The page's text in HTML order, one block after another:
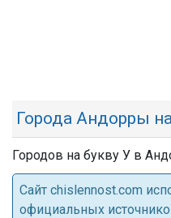
Города Андорры
Городов на букву У в
Cайт chislennost.com
официальных